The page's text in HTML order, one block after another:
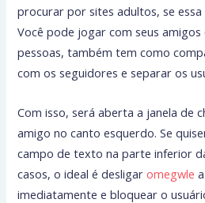
procurar por sites adultos, se essa
Você pode jogar com seus amigos
pessoas, também tem como
com os seguidores e separar os
Com isso, será aberta a janela de
amigo no canto esquerdo. Se
campo de texto na parte inferior
casos, o ideal é desligaromegwle
imediatamente e bloquear o